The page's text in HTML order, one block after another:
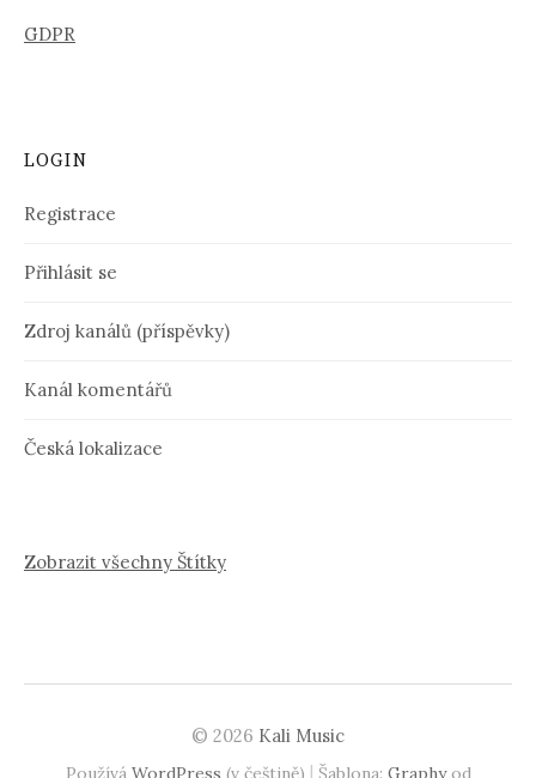
GDPR
LOGIN
Registrace
Přihlásit se
Zdroj kanálů (příspěvky)
Kanál komentářů
Česká lokalizace
Zobrazit všechny Štítky
© 2026 Kali Music
Používá WordPress (v češtině) | Šablona: Graphyod